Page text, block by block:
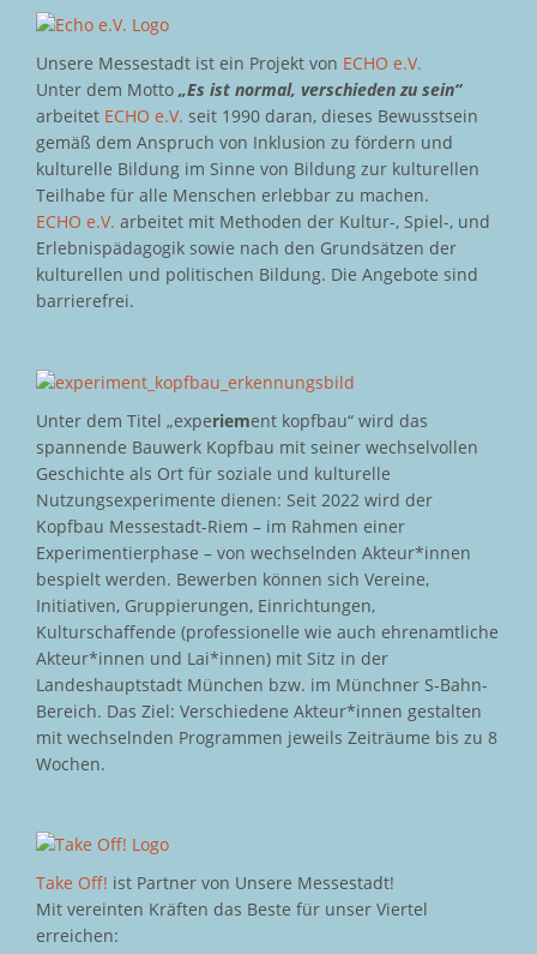
Unsere Messestadt ist ein Projekt von ECHO e.V.
Unter dem Motto „Es ist normal, verschieden zu sein“
arbeitet ECHO e.V. seit 1990 daran, dieses Bewusstsein
gemäß dem Anspruch von Inklusion zu fördern und
kulturelle Bildung im Sinne von Bildung zur kulturellen
Teilhabe für alle Menschen erlebbar zu machen.
ECHO e.V. arbeitet mit Methoden der Kultur-, Spiel-, und
Erlebnispädagogik sowie nach den Grundsätzen der
kulturellen und politischen Bildung. Die Angebote sind
barrierefrei.
Unter dem Titel „experiement kopfbau“ wird das
spannende Bauwerk Kopfbau mit seiner wechselvollen
Geschichte als Ort für soziale und kulturelle
Nutzungsexperimente dienen: Seit 2022 wird der
Kopfbau Messestadt-Riem – im Rahmen einer
Experimentierphase – von wechselnden Akteur*innen
bespielt werden. Bewerben können sich Vereine,
Initiativen, Gruppierungen, Einrichtungen,
Kulturschaffende (professionelle wie auch ehrenamtliche
Akteur*innen und Lai*innen) mit Sitz in der
Landeshauptstadt München bzw. im Münchner S-Bahn-
Bereich. Das Ziel: Verschiedene Akteur*innen gestalten
mit wechselnden Programmen jeweils Zeiträume bis zu 8
Wochen.
Take Off! ist Partner von Unsere Messestadt!
Mit vereinten Kräften das Beste für unser Viertel
erreichen: